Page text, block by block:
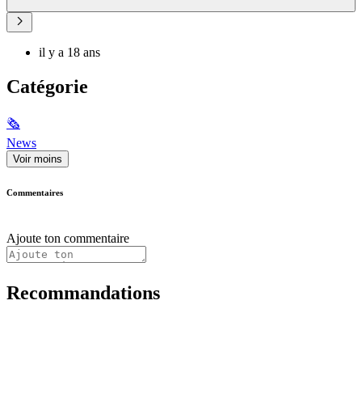
il y a 18 ans
Catégorie
🗞
News
Voir moins
Commentaires
Ajoute ton commentaire
Recommandations